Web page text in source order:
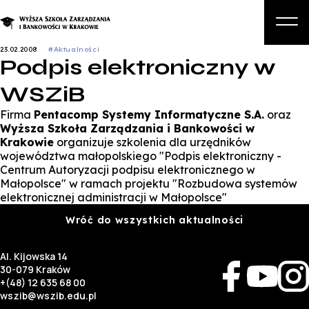
Studia podyplomowe i kursy
Kandydat
Student
Biznes
23.02.2008 #Aktualności
Podpis elektroniczny w
WSZiB
Firma Pentacomp Systemy Informatyczne S.A. oraz
Wyższa Szkoła Zarządzania i Bankowości w
Krakowie organizuje szkolenia dla urzędników
województwa małopolskiego "Podpis elektroniczny -
Centrum Autoryzacji podpisu elektronicznego w
Małopolsce" w ramach projektu "Rozbudowa systemów
elektronicznej administracji w Małopolsce"
Wróć do wszystkich aktualności
Al. Kijowska 14
30-079 Kraków
+(48) 12 635 68 00
wszib@wszib.edu.pl